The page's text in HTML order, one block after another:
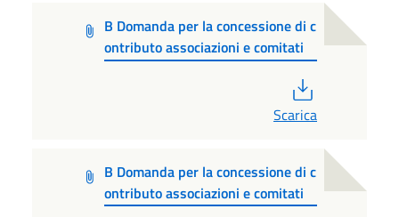
B Domanda per la concessione di c
ontributo associazioni e comitati
Scarica
B Domanda per la concessione di c
ontributo associazioni e comitati